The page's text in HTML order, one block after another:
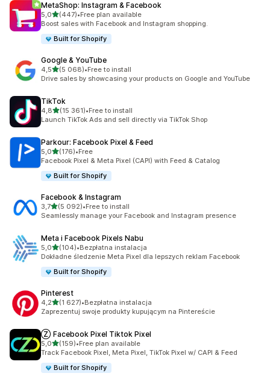
MetaShop: Instagram & Facebook
5,0na 5 gwiazdek
(447)
Łączna liczba recenzji: 447
•Free plan available
Boost sales with Facebook and Instagram shopping.
Built for Shopify
Google & YouTube
4,5na 5 gwiazdek
(5 068)
Łączna liczba recenzji: 5068
•Free to install
Drive sales by showcasing your products on Google and YouTube
TikTok
4,8na 5 gwiazdek
(15 361)
Łączna liczba recenzji: 15361
•Free to install
Launch TikTok Ads and sell directly via TikTok Shop
Parkour: Facebook Pixel & Feed
5,0na 5 gwiazdek
(176)
Łączna liczba recenzji: 176
•Free
Facebook Pixel & Meta Pixel (CAPI) with Feed & Catalog
Built for Shopify
Facebook & Instagram
3,7na 5 gwiazdek
(5 092)
Łączna liczba recenzji: 5092
•Free to install
Seamlessly manage your Facebook and Instagram presence
Meta i Facebook Pixels Nabu
5,0na 5 gwiazdek
(104)
Łączna liczba recenzji: 104
•Bezpłatna instalacja
Dokładne śledzenie Meta Pixel dla lepszych reklam Facebook
Built for Shopify
Pinterest
4,2na 5 gwiazdek
(1 627)
Łączna liczba recenzji: 1627
•Bezpłatna instalacja
Zaprezentuj swoje produkty kupującym na Pintereście
Ⓩ Facebook Pixel Tiktok Pixel
5,0na 5 gwiazdek
(159)
Łączna liczba recenzji: 159
•Free plan available
Track Facebook Pixel, Meta Pixel, TikTok Pixel w/ CAPI & Feed
Built for Shopify